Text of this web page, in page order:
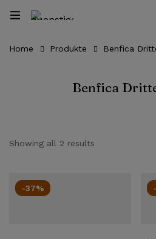
Home Produkte Benfica
Benfica
Showing all 2 results
-37%